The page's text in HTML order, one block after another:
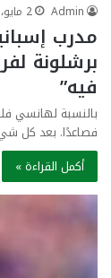
Admin
2 مايو، 2026
مدرب
برشلونة
فيه”
بالنسبة لهانسي
فصاعدًا. بعد كل
أكمل القراءة »